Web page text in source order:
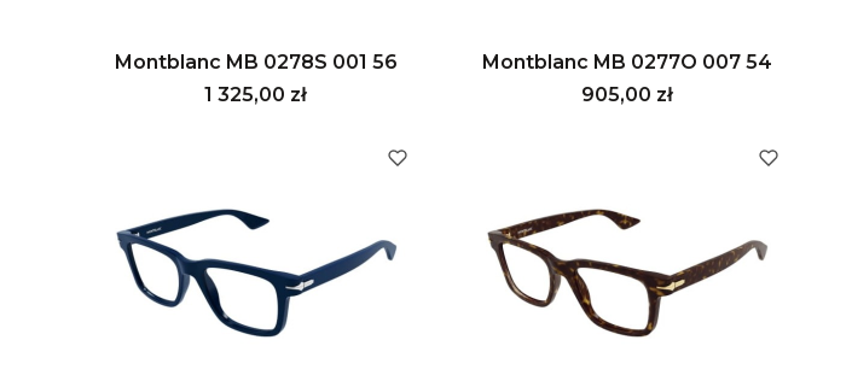
Montblanc MB 0278S 001 56
Cena
1 325,00 zł
Montblanc MB 0277O 007 54
Cena
905,00 zł